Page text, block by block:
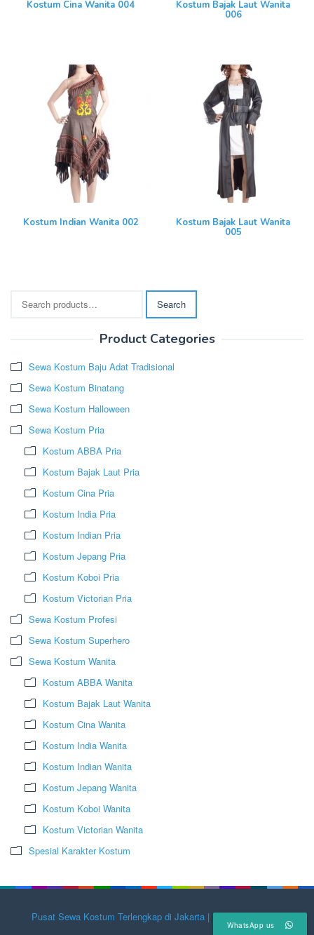
Kostum Cina Wanita 004 Kostum Bajak Laut Wanita
006
Kostum Indian Wanita 002 Kostum Bajak Laut Wanita
005
for:
Search
Product Categories
Sewa Kostum Baju Adat Tradisional
Sewa Kostum Binatang
Sewa Kostum Halloween
Sewa Kostum Pria
Kostum ABBA Pria
Kostum Bajak Laut Pria
Kostum Cina Pria
Kostum India Pria
Kostum Indian Pria
Kostum Jepang Pria
Kostum Koboi Pria
Kostum Victorian Pria
Sewa Kostum Profesi
Sewa Kostum Superhero
Sewa Kostum Wanita
Kostum ABBA Wanita
Kostum Bajak Laut Wanita
Kostum Cina Wanita
Kostum India Wanita
Kostum Indian Wanita
Kostum Jepang Wanita
Kostum Koboi Wanita
Kostum Victorian Wanita
Spesial Karakter Kostum
Pusat Sewa Kostum Terlengkap di Jakarta | Herumulyadi.com
WhatsApp us